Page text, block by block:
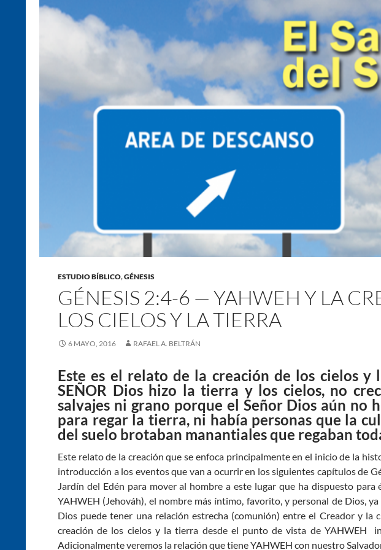
ESTUDIO BÍBLICO,GÉNESIS
GÉNESIS 2:4-6 — YAHWEH Y LA
LOS CIELOS Y LA TIERRA
6 MAYO, 2016 RAFAEL A. BELTRÁN
Este es el relato de la creación de los cielos y
SEÑOR Dios hizo la tierra y los cielos, no
salvajes ni grano porque el Señor Dios aún no
para regar la tierra, ni había personas que la
del suelo brotaban manantiales que regaban
Este relato de la creación que se enfoca principalmente en el inicio de la
introducción a los eventos que van a ocurrir en los siguientes capítulos de
Jardín del Edén para mover al hombre a este lugar que ha dispuesto para
YAHWEH (Jehováh), el nombre más íntimo, favorito, y personal de Dios,
Dios puede tener una relación estrecha (comunión) entre el Creador y la
creación de los cielos y la tierra desde el punto de vista de YAHWEH
Adicionalmente veremos la relación que tiene YAHWEH con nuestro